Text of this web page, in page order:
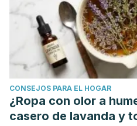
Ecology and Management.
https://doi.org/10.1016/
Murbach Teles Andrade, B.
Probst, I., & Fernandes
activity of essential oils.
https://doi.org/10.1080/
CONSEJOS PARA EL HOGAR
¿Ropa con olor a
casero de lavanda y